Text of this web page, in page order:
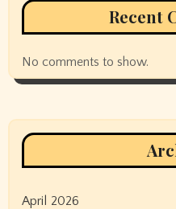
Recent
No comments to show.
April 2026